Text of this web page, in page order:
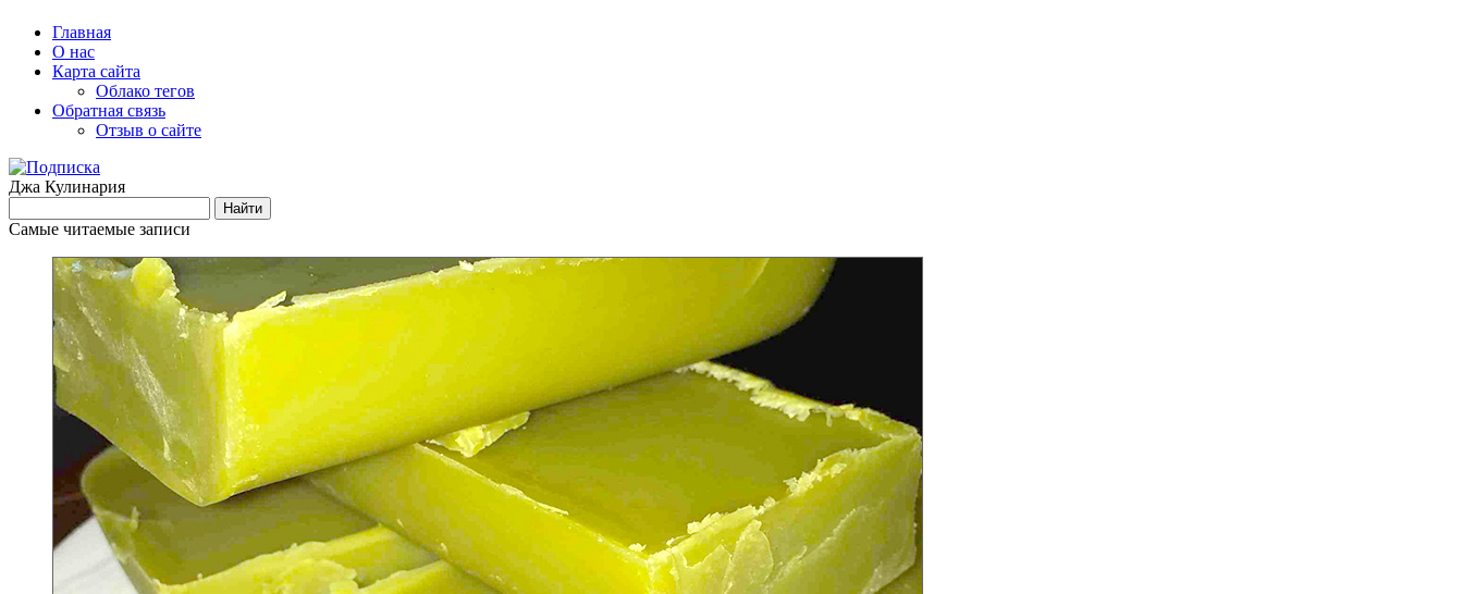
Главная
О нас
Карта сайта
Облако тегов
Обратная связь
Отзыв о сайте
Джа Кулинария
Самые читаемые записи